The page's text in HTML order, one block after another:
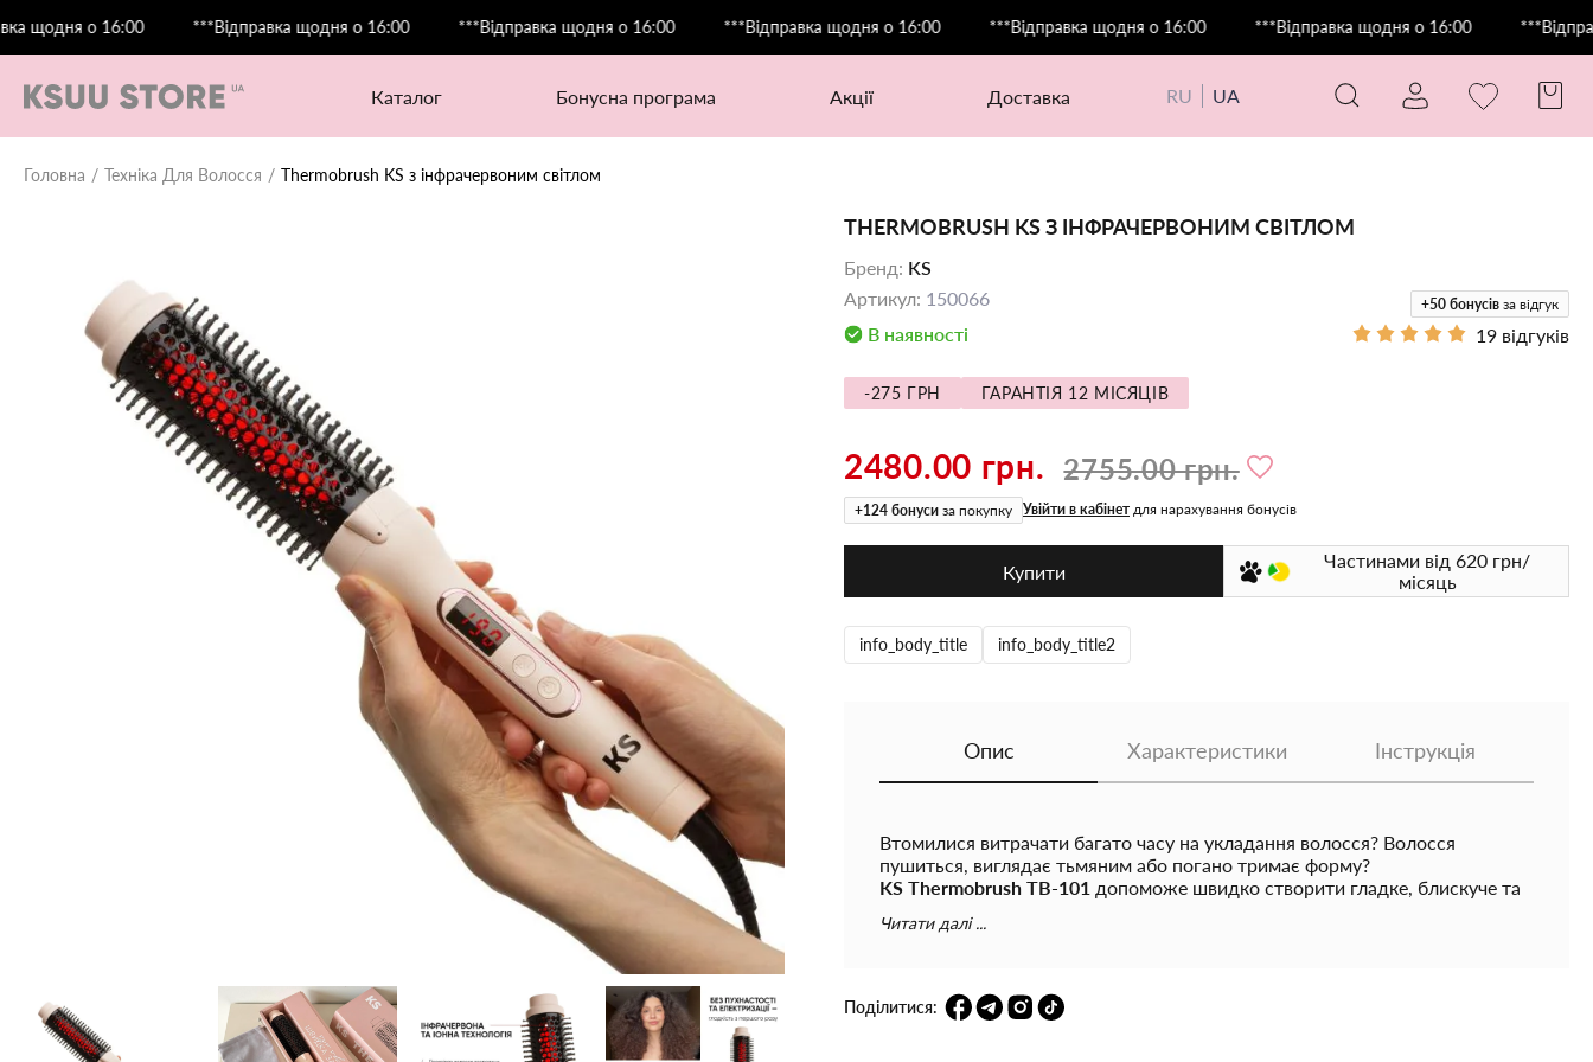
о 16:00 ***Відправка щодня о 16:00 ***Відправка щодня о 16:00 ***Відправка щодня о 16:00 ***Відправка щодня о 16:00 ***Відправка щодня о 16:00 ***Відправка
каталог бонусна програма акції доставка RU UA
Головна Техніка Для Волосся Thermobrush KS з інфрачервоним світлом
THERMOBRUSH KS З ІНФРАЧЕРВОНИМ СВІТЛОМ
Бренд: KS
Артикул: 150066
В наявності
+50 бонусів за відгук
19 відгуків
-275 ГРН ГАРАНТІЯ 12 МІСЯЦІВ
2480.00 грн. 2755.00 грн.
+124 бонуси за покупку Увійти в кабінет для нарахування бонусів
Купити Частинами від 620 грн/
місяць
info_body_title info_body_title2
Опис Характеристики Інструкція
Втомилися витрачати багато часу на укладання волосся? Волосся
пушиться, виглядає тьмяним або погано тримає форму?
KS Thermobrush TB-101 допоможе швидко створити гладке, блискуче та
Щітка рівномірно прогріває пасма, розгладжує кутикулу волосся та
зменшує пухнастість, роблячи волосся більш слухняним і блискучим.
Читати далі ...
Поділитися: